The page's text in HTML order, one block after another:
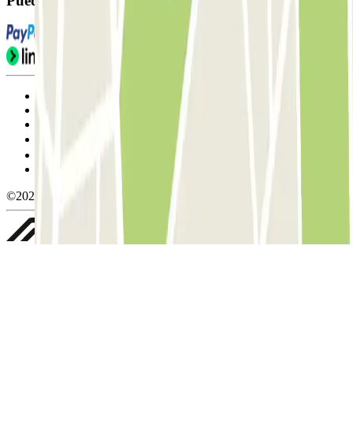
Condiciones de uso y contratación
Gestionar cookies
Política de privacidad
Whistleblowing
©2026 Parclick. All rights reserved